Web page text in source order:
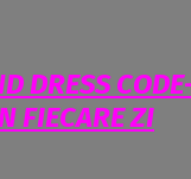
DRESS
FIECARE ZI